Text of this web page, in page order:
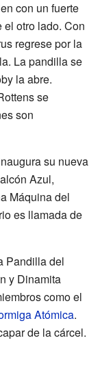
con un fuerte
otro lado. Con
regrese por la
La pandilla se
la abre.
se
son
su nueva
Azul,
Máquina del
es llamada de
Pandilla del
y Dinamita
como el
Atómica.
de la cárcel.